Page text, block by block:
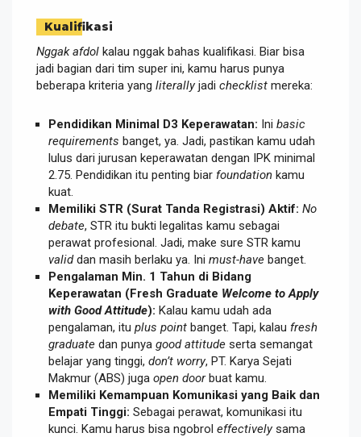
Kualifikasi
Nggak afdol kalau nggak bahas kualifikasi. Biar bisa
jadi bagian dari tim super ini, kamu harus punya
beberapa kriteria yang literallyjadi checklist mereka:
Pendidikan Minimal D3 Keperawatan: Ini basic
requirements banget, ya. Jadi, pastikan kamu udah
lulus dari jurusan keperawatan dengan IPK minimal
2.75. Pendidikan itu penting biar foundation kamu
kuat.
Memiliki STR (Surat Tanda Registrasi) Aktif: No
debate, STR itu bukti legalitas kamu sebagai
perawat profesional. Jadi, make sure STR kamu
validdan masih berlaku ya. Ini must-have banget.
Pengalaman Min. 1 Tahun di Bidang
Keperawatan (Fresh Graduate Welcome to Apply
with Good Attitude): Kalau kamu udah ada
pengalaman, itu plus point banget. Tapi, kalau fresh
graduate dan punya good attitude serta semangat
belajar yang tinggi, don’t worry, PT. Karya Sejati
Makmur (ABS) juga open doorbuat kamu.
Memiliki Kemampuan Komunikasi yang Baik dan
Empati Tinggi: Sebagai perawat, komunikasi itu
kunci. Kamu harus bisa ngobrol effectivelysama